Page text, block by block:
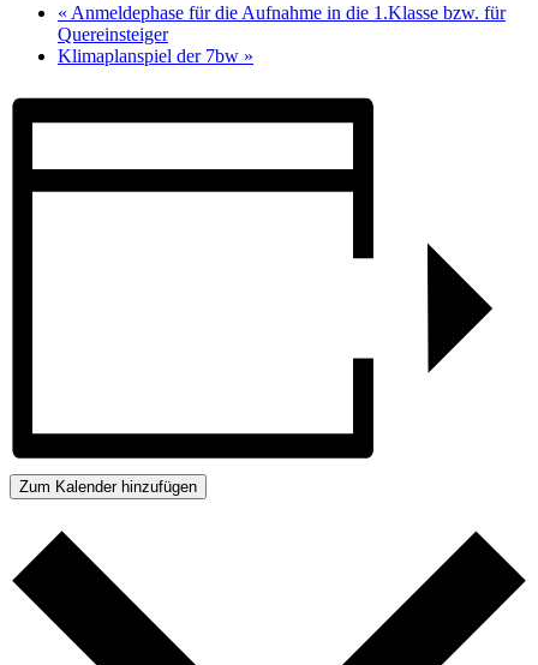
« Anmeldephase für die Aufnahme in die 1.Klasse bzw. für
Quereinsteiger
Klimaplanspiel der 7bw »
Zum Kalender hinzufügen